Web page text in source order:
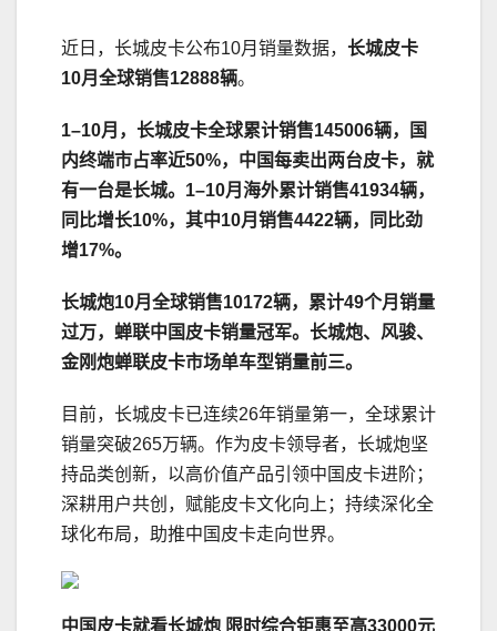
近日，长城皮卡公布10月销量数据， 长城皮卡
10月全球销售12888辆。
1–10月，长城皮卡全球累计销售145006辆，国
内终端市占率近50%，中国每卖出两台皮卡，就
有一台是长城。1–10月海外累计销售41934辆，
同比增长10%，其中10月销售4422辆，同比劲
增17%。
长城炮10月全球销售10172辆，累计49个月销量
过万，蝉联中国皮卡销量冠军。 长城炮、风骏、
金刚炮蝉联皮卡市场单车型销量前三。
目前，长城皮卡已连续26年销量第一，全球累计
销量突破265万辆。作为皮卡领导者，长城炮坚
持品类创新，以高价值产品引领中国皮卡进阶；
深耕用户共创，赋能皮卡文化向上；持续深化全
球化布局，助推中国皮卡走向世界。
中国皮卡就看长城炮 限时综合钜惠至高33000元